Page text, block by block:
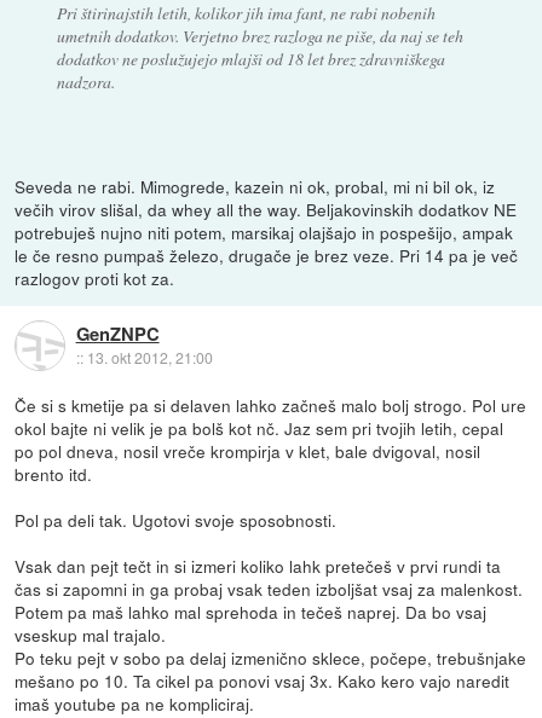
Prištirinajstihletih, kolikor jih ima fant, ne rabi nobenih
umetnih dodatkov. Verjetno brez razloga ne piše, da naj se teh
dodatkov ne poslužujejo mlajši od 18 let brez zdravniškega
nadzora.
Seveda ne rabi. Mimogrede, kazein ni ok, probal, mi ni bil ok, iz
večih virov slišal, da whey all the way. Beljakovinskih dodatkov NE
potrebuješ nujno niti potem, marsikaj olajšajo in pospešijo, ampak
le če resno pumpaš železo, drugače je brez veze. Pri 14 pa je več
razlogov proti kot za.
GenZNPC
:: 13. okt 2012, 21:00
Če si s kmetije pa si delaven lahko začneš malo bolj strogo. Pol ure
okol bajte ni velik je pa bolš kot nč. Jaz sem pri tvojih letih, cepal
po pol dneva, nosil vreče krompirja v klet, bale dvigoval, nosil
brento itd.
Pol pa deli tak. Ugotovi svoje sposobnosti.
Vsak dan pejt tečt in si izmeri koliko lahk pretečeš v prvi rundi ta
čas si zapomni in ga probaj vsak teden izboljšat vsaj za malenkost.
Potem pa maš lahko mal sprehoda in tečeš naprej. Da bo vsaj
vseskup mal trajalo.
Po teku pejt v sobo pa delaj izmenično sklece, počepe, trebušnjake
mešano po 10. Ta cikel pa ponovi vsaj 3x. Kako kero vajo naredit
imaš youtube pa ne kompliciraj.